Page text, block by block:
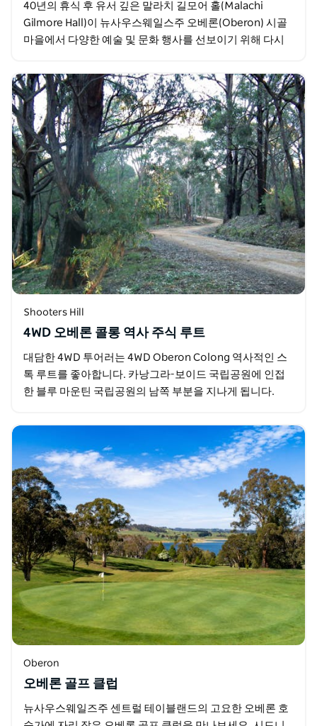
40년의 휴식 후 유서 깊은 말라치 길모어 홀(Malachi
Gilmore Hall)이 뉴사우스웨일스주 오베론(Oberon) 시골
마을에서 다양한 예술 및 문화 행사를 선보이기 위해 다시
Shooters Hill
4WD 오베론 콜롱 역사 주식 루트
대담한 4WD 투어러는 4WD Oberon Colong 역사적인 스
톡 루트를 좋아합니다. 카낭그라-보이드 국립공원에 인접
한 블루 마운틴 국립공원의 남쪽 부분을 지나게 됩니다.
Oberon
오베론 골프 클럽
뉴사우스웨일즈주 센트럴 테이블랜드의 고요한 오베론 호